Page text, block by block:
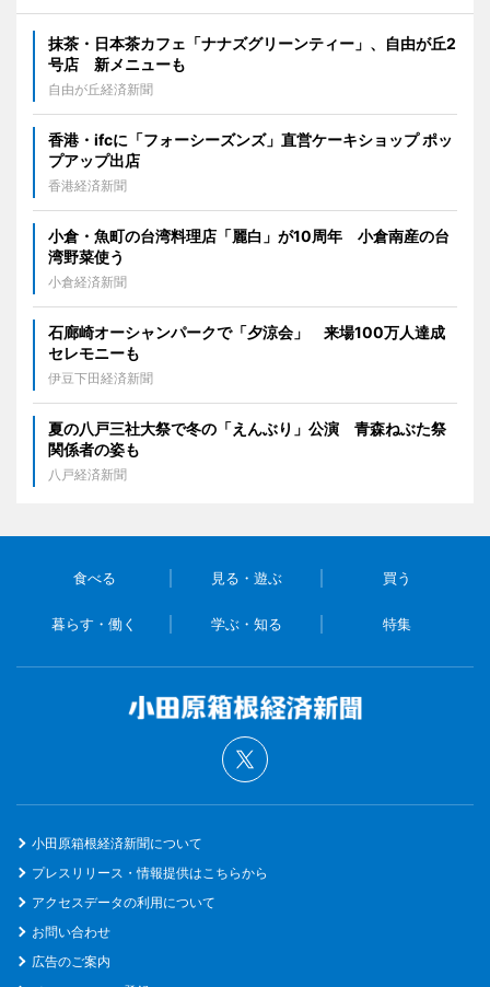
抹茶・日本茶カフェ「ナナズグリーンティー」、自由が丘2
号店 新メニューも
自由が丘経済新聞
香港・ifcに「フォーシーズンズ」直営ケーキショップ ポッ
プアップ出店
香港経済新聞
小倉・魚町の台湾料理店「麗白」が10周年 小倉南産の台
湾野菜使う
小倉経済新聞
石廊崎オーシャンパークで「夕涼会」 来場100万人達成
セレモニーも
伊豆下田経済新聞
夏の八戸三社大祭で冬の「えんぶり」公演 青森ねぶた祭
関係者の姿も
八戸経済新聞
食べる 見る・遊ぶ 買う
暮らす・働く 学ぶ・知る 特集
小田原箱根経済新聞について
プレスリリース・情報提供はこちらから
アクセスデータの利用について
お問い合わせ
広告のご案内